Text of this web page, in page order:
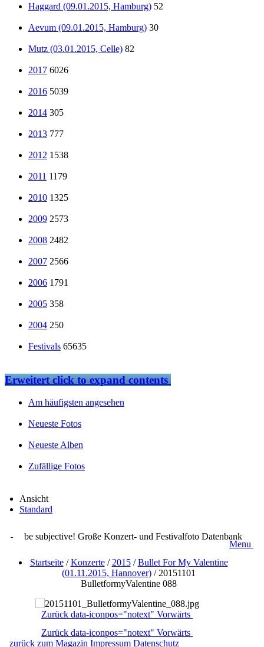
Haggard (09.01.2015, Hamburg) 52
Aevum (09.01.2015, Hamburg) 30
Mutz (03.01.2015, Celle) 82
2017 6026
2016 5039
2014 305
2013 777
2012 1538
2011 1179
2010 1325
2009 2573
2008 2482
2007 2566
2006 1791
2005 358
2004 250
Festivals 65635
Erweitertclick to expand contents
Am häufigsten angesehen
Neueste Fotos
Neueste Alben
Zufällige Fotos
Ansicht
Standard
be subjective! Große Konzert- und Festivalfoto Datenbank
Menu
Startseite/Konzerte/ 2015/Bullet For My Valentine
(01.11.2015, Hannover) / 20151101
BulletformyValentine 088
Zurück data-iconpos="notext" Vorwärts
Zurück data-iconpos="notext" Vorwärts
zurück zum Magazin Impressum Datenschutz